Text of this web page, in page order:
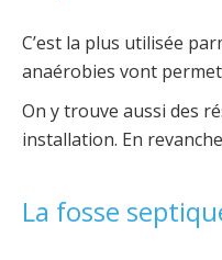
C’est la plus utilisée
anaérobies vont
On y trouve aussi des
installation. En
La fosse